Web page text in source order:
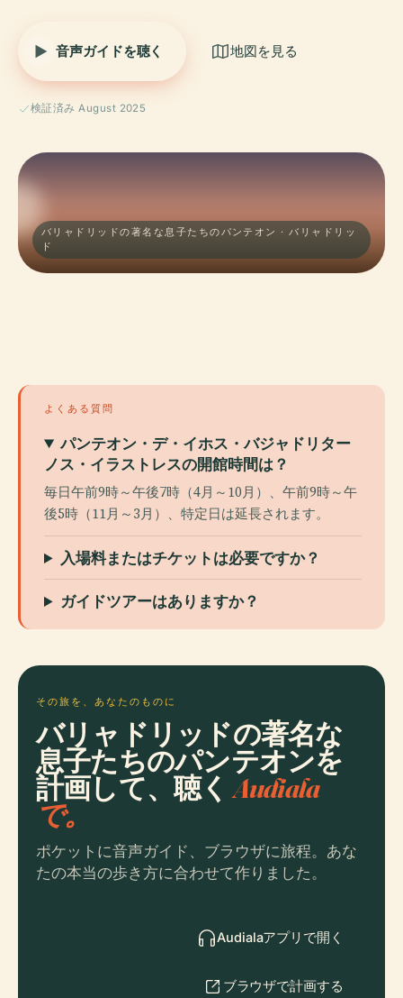
音声ガイドを聴く 地図を見る
検証済み August 2025
バリャドリッドの著名な息子たちのパンテオン · バリャドリッ
ド
よくある質問
パンテオン・デ・イホス・バジャドリター
ノス・イラストレスの開館時間は？
毎日午前9時～午後7時（4月～10月）、午前9時～午
後5時（11月～3月）、特定日は延長されます。
入場料またはチケットは必要ですか？
ガイドツアーはありますか？
その旅を、あなたのものに
バリャドリッドの著名な
息子たちのパンテオンを
計画して、聴くAudiala
で。
ポケットに音声ガイド、ブラウザに旅程。あな
たの本当の歩き方に合わせて作りました。
Audialaアプリで開く
ブラウザで計画する